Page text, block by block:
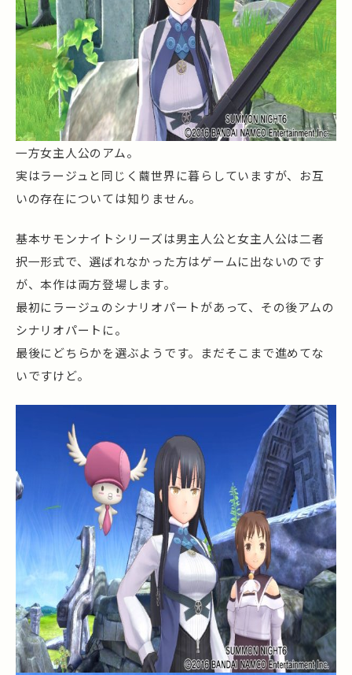
一方女主人公のアム。
実はラージュと同じく繭世界に暮らしていますが、お互
いの存在については知りません。
基本サモンナイトシリーズは男主人公と女主人公は二者
択一形式で、選ばれなかった方はゲームに出ないのです
が、本作は両方登場します。
最初にラージュのシナリオパートがあって、その後アムの
シナリオパートに。
最後にどちらかを選ぶようです。まだそこまで進めてな
いですけど。